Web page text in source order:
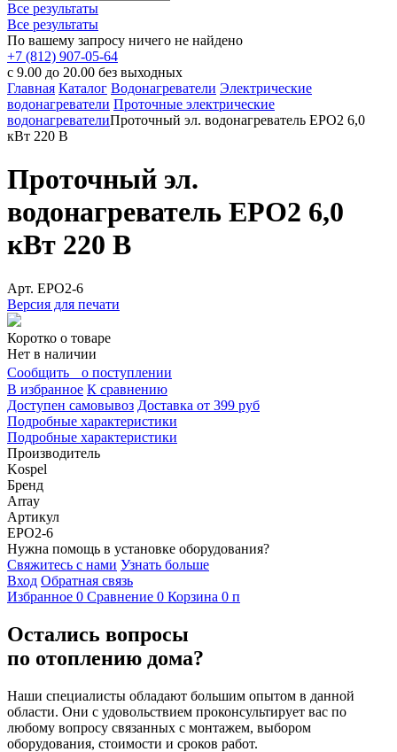
Все результаты
Все результаты
По вашему запросу ничего не найдено
+7 (812) 907-05-64
с 9.00 до 20.00 без выходных
Главная Каталог Водонагреватели Электрические
водонагреватели Проточные электрические
водонагревателиПроточный эл. водонагреватель EPO2 6,0
кВт 220 В
Проточный эл.
водонагреватель EPO2 6,0
кВт 220 В
Арт. EPO2-6
Версия для печати
Коротко о товаре
Нет в наличии
Сообщить о поступлении
В избранное К сравнению
Доступен самовывоз Доставка от 399 руб
Подробные характеристики
Подробные характеристики
Производитель
Kospel
Бренд
Array
Артикул
EPO2-6
Нужна помощь в установке оборудования?
Свяжитесь с нами Узнать больше
Вход Обратная связь
Избранное 0 Сравнение 0 Корзина 0 п
Остались вопросы
по отоплению дома?
Наши специалисты обладают большим опытом в данной
области. Они с удовольствием проконсультирует вас по
любому вопросу связанных с монтажем, выбором
оборудования, стоимости и сроков работ.